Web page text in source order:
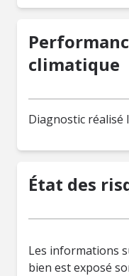
climatique
Diagnostic réalisé
État des
Les informations
bien est exposé